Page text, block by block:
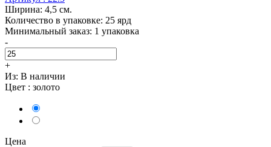
Ширина: 4,5 см.
Количество в упаковке: 25 ярд
Минимальный заказ: 1 упаковка
-
+
Из: В наличии
Цвет : золото
Цена